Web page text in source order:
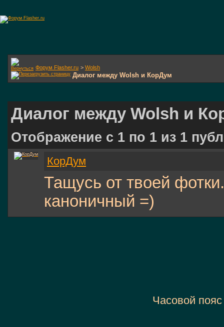
Форум Flasher.ru > Wolsh
Диалог между Wolsh и КорДум
Диалог между Wolsh и
Отображение с 1 по 1 из 1
КорДум
Тащусь от твоей
каноничный =)
Часовой